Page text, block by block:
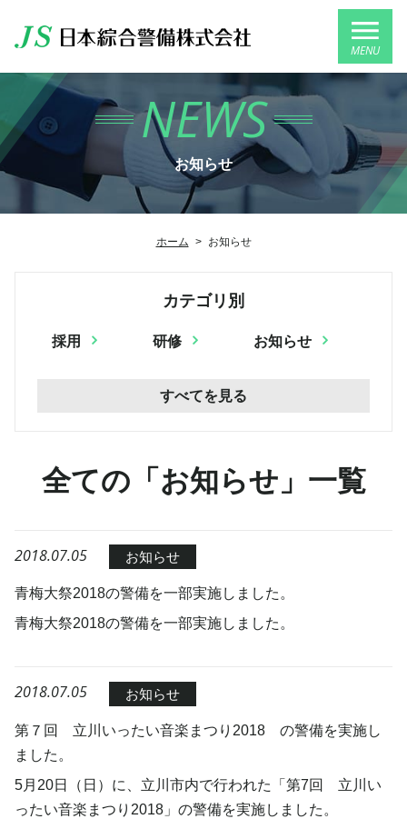
MENU
NEWS
お知らせ
ホーム > お知らせ
カテゴリ別
採用 研修 お知らせ
すべてを見る
全ての「お知らせ」一覧
2018.07.05 お知らせ
青梅大祭2018の警備を一部実施しました。
青梅大祭2018の警備を一部実施しました。
2018.07.05 お知らせ
第７回 立川いったい音楽まつり2018 の警備を実施し
ました。
5月20日（日）に、立川市内で行われた「第7回 立川い
ったい音楽まつり2018」の警備を実施しました。